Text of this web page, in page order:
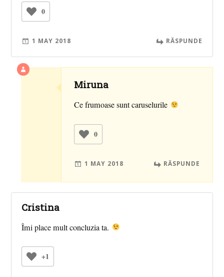
0
1 MAY 2018 RĂSPUNDE
Miruna
Ce frumoase sunt caruselurile
0
1 MAY 2018 RĂSPUNDE
Cristina
Îmi place mult concluzia ta.
+1